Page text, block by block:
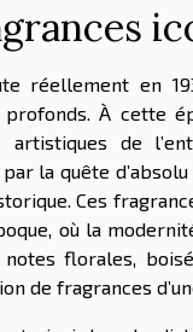
réellement en
À cette
de
la quête
Ces
où la
florales,
de fragrances